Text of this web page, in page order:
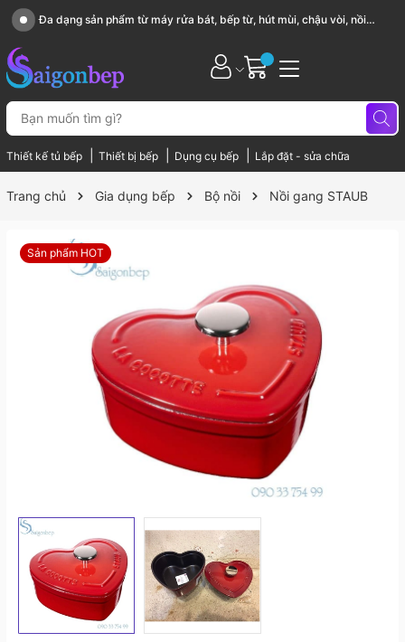
Sài Gòn Bếp chuyên thiết bị bếp, gia dụng bếp cao cấp
Thiết kế tủ bếp Thiết bị bếp Dụng cụ bếp Lắp đặt - sửa chữa
Trang chủ Gia dụng bếp Bộ nồi Nồi gang STAUB
Sản phẩm HOT